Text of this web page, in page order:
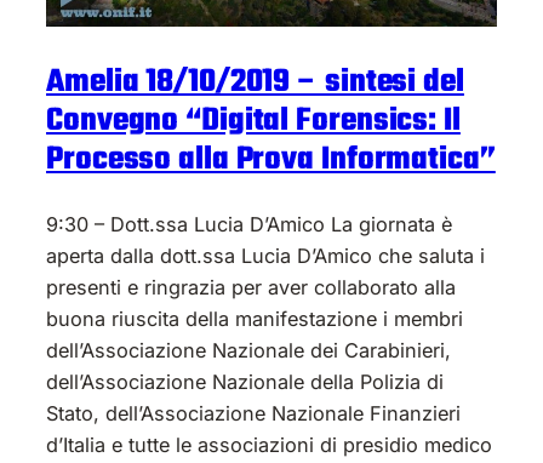
Amelia 18/10/2019 – sintesi del
Convegno “Digital Forensics: Il
Processo alla Prova Informatica”
9:30 – Dott.ssa Lucia D’Amico La giornata è
aperta dalla dott.ssa Lucia D’Amico che saluta i
presenti e ringrazia per aver collaborato alla
buona riuscita della manifestazione i membri
dell’Associazione Nazionale dei Carabinieri,
dell’Associazione Nazionale della Polizia di
Stato, dell’Associazione Nazionale Finanzieri
d’Italia e tutte le associazioni di presidio medico